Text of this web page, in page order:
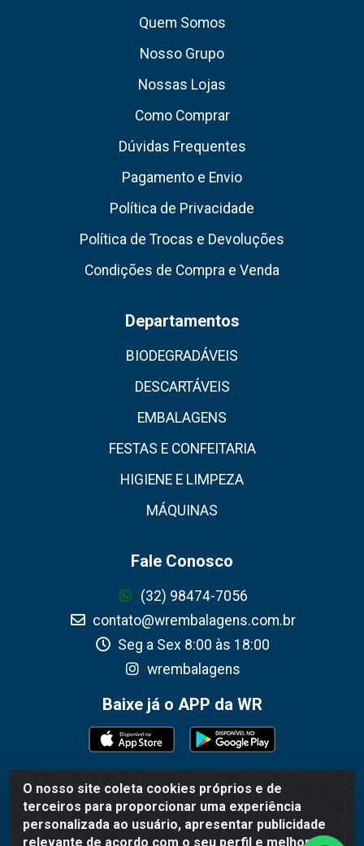
O nosso site coleta cookies próprios e de
terceiros para proporcionar uma experiência
personalizada ao usuário, apresentar publicidade
relevante de acordo com o seu perfil e melhorar a
Quem Somos
Nosso Grupo
Nossas Lojas
Como Comprar
Dúvidas Frequentes
Pagamento e Envio
Política de Privacidade
Política de Trocas e Devoluções
Condições de Compra e Venda
Departamentos
BIODEGRADÁVEIS
DESCARTÁVEIS
EMBALAGENS
FESTAS E CONFEITARIA
HIGIENE E LIMPEZA
MÁQUINAS
Fale Conosco
(32) 98474-7056
contato@wrembalagens.com.br
Seg a Sex 8:00 às 18:00
wrembalagens
Baixe já o APP da WR
WR Embalagens - R. Cel. Teodoro Gomes de Araújo, 1360 -
Grogotó - Barbacena / MG - CEP 36202-628 - CNPJ
02.692.206/0001-55